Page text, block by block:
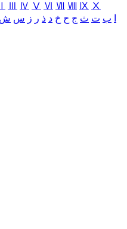
Ⅳ Ⅴ Ⅵ Ⅶ Ⅷ Ⅸ Ⅹ
ب ت ث ج ح خ د ذ ر ز س ش